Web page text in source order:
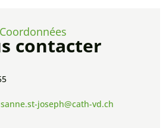
Coordonnées
contacter
joseph@cath-vd.ch